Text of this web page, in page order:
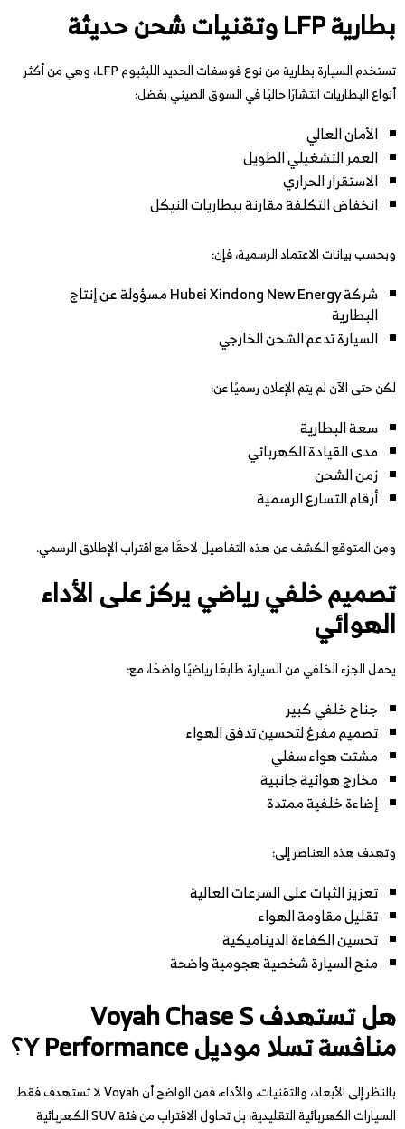
بطارية LFP وتقنيات شحن حديثة
تستخدم السيارة بطارية من نوع فوسفات الحديد الليثيوم LFP، وهي من أكثر
أنواع البطاريات انتشارًا حاليًا في السوق الصيني بفضل:
الأمان العالي
العمر التشغيلي الطويل
الاستقرار الحراري
انخفاض التكلفة مقارنة ببطاريات النيكل
وبحسب بيانات الاعتماد الرسمية، فإن:
شركة Hubei Xindong New Energy مسؤولة عن إنتاج
البطارية
السيارة تدعم الشحن الخارجي
لكن حتى الآن لم يتم الإعلان رسميًا عن:
سعة البطارية
مدى القيادة الكهربائي
زمن الشحن
أرقام التسارع الرسمية
ومن المتوقع الكشف عن هذه التفاصيل لاحقًا مع اقتراب الإطلاق الرسمي.
تصميم خلفي رياضي يركز على الأداء
الهوائي
يحمل الجزء الخلفي من السيارة طابعًا رياضيًا واضحًا، مع:
جناح خلفي كبير
تصميم مفرغ لتحسين تدفق الهواء
مشتت هواء سفلي
مخارج هوائية جانبية
إضاءة خلفية ممتدة
وتهدف هذه العناصر إلى:
تعزيز الثبات على السرعات العالية
تقليل مقاومة الهواء
تحسين الكفاءة الديناميكية
منح السيارة شخصية هجومية واضحة
هل تستهدف Voyah Chase S
منافسة تسلا موديل Y Performance؟
بالنظر إلى الأبعاد، والتقنيات، والأداء، فمن الواضح أن Voyah لا تستهدف فقط
السيارات الكهربائية التقليدية، بل تحاول الاقتراب من فئة SUV الكهربائية